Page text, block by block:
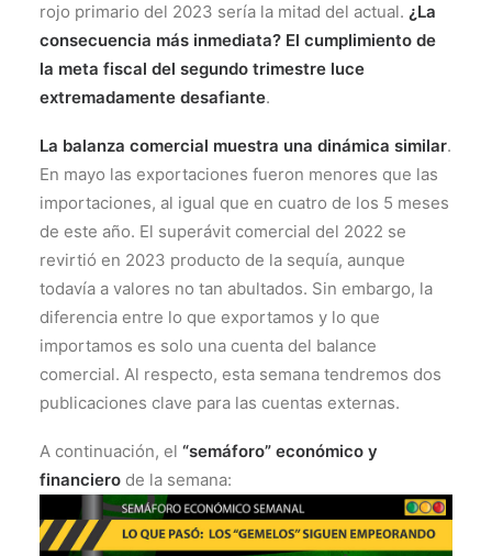
rojo primario del 2023 sería la mitad del actual. ¿La
consecuencia más inmediata? El cumplimiento de
la meta fiscal del segundo trimestre luce
extremadamente desafiante.
La balanza comercial muestra una dinámica similar.
En mayo las exportaciones fueron menores que las
importaciones, al igual que en cuatro de los 5 meses
de este año. El superávit comercial del 2022 se
revirtió en 2023 producto de la sequía, aunque
todavía a valores no tan abultados. Sin embargo, la
diferencia entre lo que exportamos y lo que
importamos es solo una cuenta del balance
comercial. Al respecto, esta semana tendremos dos
publicaciones clave para las cuentas externas.
A continuación, el “semáforo” económico y
financiero de la semana: